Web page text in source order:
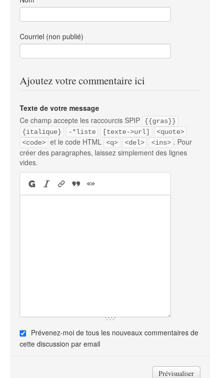
Courriel (non publié)
Ajoutez votre commentaire ici
Texte de votre message
Ce champ accepte les raccourcis SPIP
{{gras}}
{italique}
-*liste [texte->url]
<quote>
<code> et le code HTML <q> <del> <ins> . Pour
créer des paragraphes, laissez simplement des lignes
vides.
Prévenez-moi de tous les nouveaux commentaires de
cette discussion par email